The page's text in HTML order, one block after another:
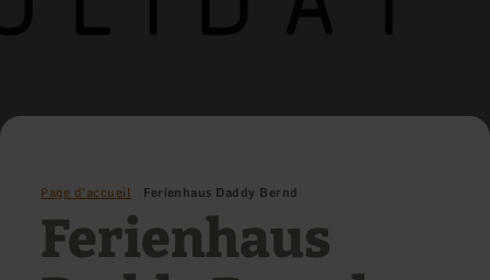
Page d'accueil Ferienhaus Daddy Bernd
Ferienhaus